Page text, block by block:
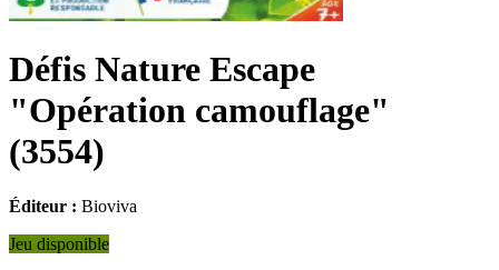
Défis Nature Escape
"Opération camouflage"
(3554)
Éditeur : Bioviva
Jeu disponible